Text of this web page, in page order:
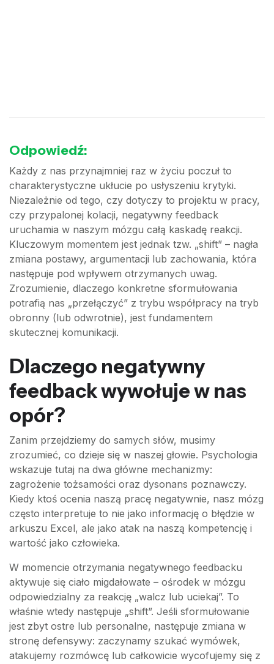
Odpowiedź:
Każdy z nas przynajmniej raz w życiu poczuł to
charakterystyczne ukłucie po usłyszeniu krytyki.
Niezależnie od tego, czy dotyczy to projektu w pracy,
czy przypalonej kolacji, negatywny feedback
uruchamia w naszym mózgu całą kaskadę reakcji.
Kluczowym momentem jest jednak tzw. „shift” – nagła
zmiana postawy, argumentacji lub zachowania, która
następuje pod wpływem otrzymanych uwag.
Zrozumienie, dlaczego konkretne sformułowania
potrafią nas „przełączyć” z trybu współpracy na tryb
obronny (lub odwrotnie), jest fundamentem
skutecznej komunikacji.
Dlaczego negatywny
feedback wywołuje w nas
opór?
Zanim przejdziemy do samych słów, musimy
zrozumieć, co dzieje się w naszej głowie. Psychologia
wskazuje tutaj na dwa główne mechanizmy:
zagrożenie tożsamości oraz dysonans poznawczy.
Kiedy ktoś ocenia naszą pracę negatywnie, nasz mózg
często interpretuje to nie jako informację o błędzie w
arkuszu Excel, ale jako atak na naszą kompetencję i
wartość jako człowieka.
W momencie otrzymania negatywnego feedbacku
aktywuje się ciało migdałowate – ośrodek w mózgu
odpowiedzialny za reakcję „walcz lub uciekaj”. To
właśnie wtedy następuje „shift”. Jeśli sformułowanie
jest zbyt ostre lub personalne, następuje zmiana w
stronę defensywy: zaczynamy szukać wymówek,
atakujemy rozmówcę lub całkowicie wycofujemy się z